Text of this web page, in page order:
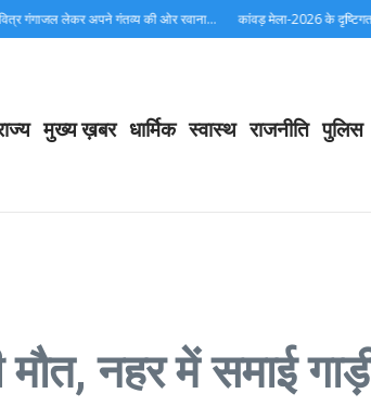
लेकर अपने गंतव्य की ओर रवाना… कांवड़ मेला-2026 के दृष्टिगत खाद्य
मुख्य ख़बर धार्मिक स्वास्थ राजनीति पुलिस
नहर में समाई